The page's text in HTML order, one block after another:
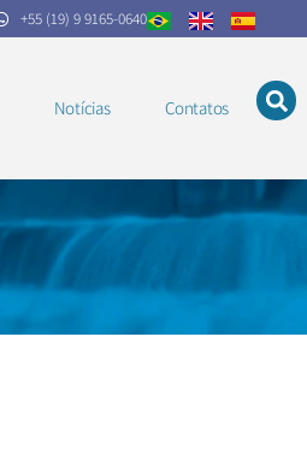
+55 (19) 9 9165-0640
Notícias Contatos